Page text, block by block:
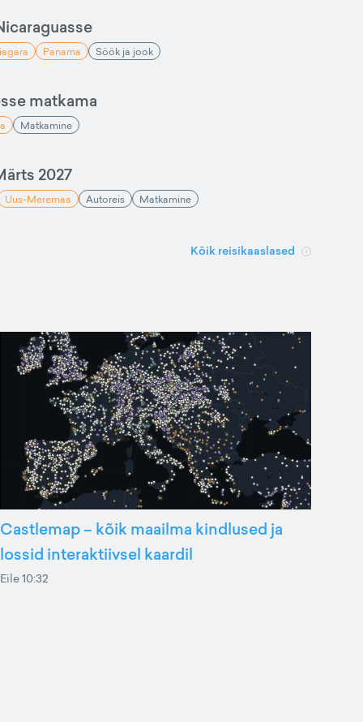
Panama Söök ja jook
matkama
Matkamine
2027
Uus-Meremaa Autoreis Matkamine
Kõik reisikaaslased
Castlemap – kõik maailma kindlused ja
lossid interaktiivsel kaardil
Eile 10:32